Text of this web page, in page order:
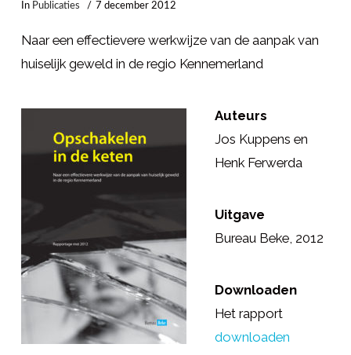
In Publicaties 7 december 2012
Naar een effectievere werkwijze van de aanpak van
huiselijk geweld in de regio Kennemerland
Auteurs
Jos Kuppens en
Henk Ferwerda
Uitgave
Bureau Beke, 2012
Downloaden
Het rapport
downloaden